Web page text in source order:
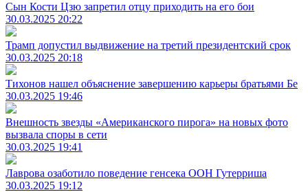
Сын Кости Цзю запретил отцу приходить на его бои
30.03.2025 20:22
Трамп допустил выдвижение на третий президентский срок
30.03.2025 20:18
Тихонов нашел объяснение завершению карьеры братьями Бе
30.03.2025 19:46
Внешность звезды «Американского пирога» на новых фото
вызвала споры в сети
30.03.2025 19:41
Лаврова озаботило поведение генсека ООН Гутерриша
30.03.2025 19:12